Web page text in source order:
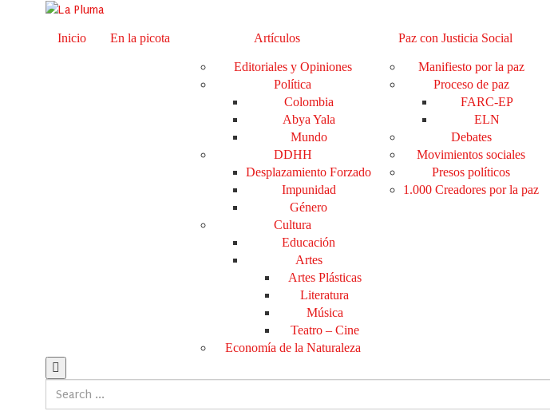
Inicio En la picota Artículos
Editoriales y Opiniones
Política
Colombia
Abya Yala
Mundo
DDHH
Desplazamiento Forzado
Impunidad
Género
Cultura
Educación
Artes
Artes Plásticas
Literatura
Música
Teatro – Cine
Economía de la Naturaleza
Paz con Justicia Social
Manifiesto por la paz
Proceso de paz
FARC-EP
ELN
Debates
Movimientos sociales
Presos políticos
1.000 Creadores por la paz